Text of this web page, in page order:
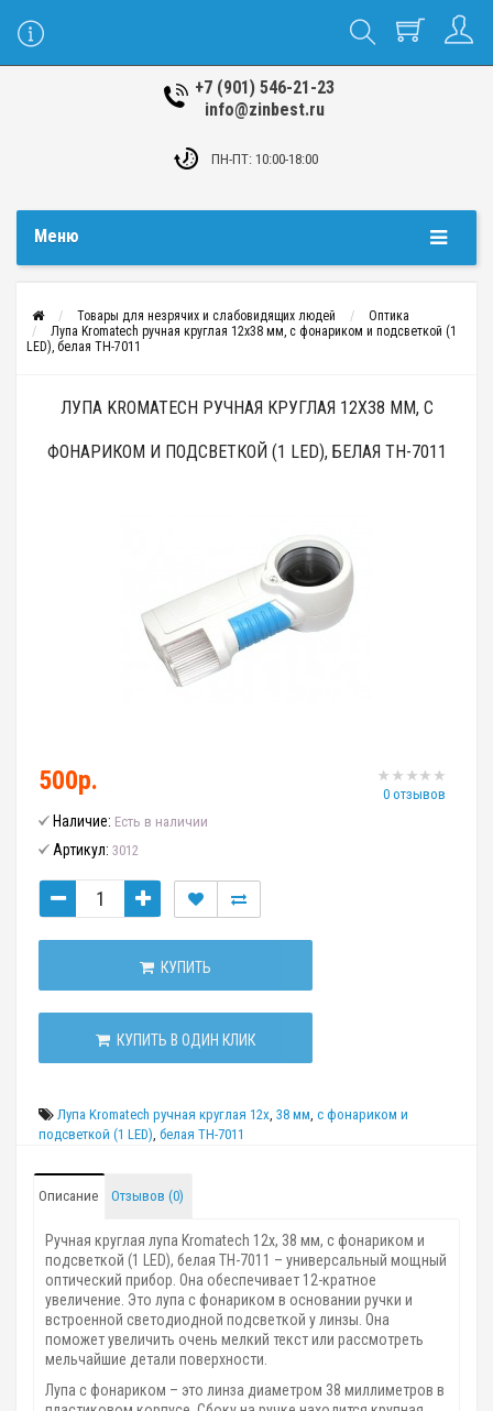
+7 (901) 546-21-23
info@zinbest.ru
ПН-ПТ: 10:00-18:00
Меню
Товары для незрячих и слабовидящих людей
Оптика
Лупа Kromatech ручная круглая 12х38 мм, с фонариком и подсветкой (1
LED), белая TH-7011
ЛУПА KROMATECH РУЧНАЯ КРУГЛАЯ 12Х38 ММ, С
ФОНАРИКОМ И ПОДСВЕТКОЙ (1 LED), БЕЛАЯ TH-7011
0 отзывов
500р.
Наличие: Есть в наличии
Артикул: 3012
КУПИТЬ
КУПИТЬ В ОДИН КЛИК
Лупа Kromatech ручная круглая 12х, 38 мм, с фонариком и
подсветкой (1 LED), белая TH-7011
Описание Отзывов (0)
Ручная круглая лупа Kromatech 12х, 38 мм, с фонариком и
подсветкой (1 LED), белая TH-7011 – универсальный мощный
оптический прибор. Она обеспечивает 12-кратное
увеличение. Это лупа с фонариком в основании ручки и
встроенной светодиодной подсветкой у линзы. Она
поможет увеличить очень мелкий текст или рассмотреть
мельчайшие детали поверхности.
Лупа с фонариком – это линза диаметром 38 миллиметров в